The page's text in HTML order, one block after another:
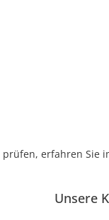
erfahren
Unsere